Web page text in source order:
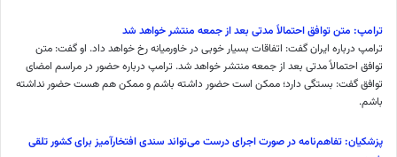
ترامپ: متن توافق احتمالاً مدتی بعد از جمعه منتشر خواهد شد
ترامپ درباره ایران گفت: اتفاقات بسیار خوبی در خاورمیانه رخ خواهد داد. او گفت: متن
توافق احتمالاً مدتی بعد از جمعه منتشر خواهد شد. ترامپ درباره حضور در مراسم امضای
توافق گفت: بستگی دارد؛ ممکن است حضور داشته باشم و ممکن هم هست حضور نداشته
باشم.
پزشکیان: تفاهم‌نامه در صورت اجرای درست می‌تواند سندی افتخارآمیز برای کشور تلقی